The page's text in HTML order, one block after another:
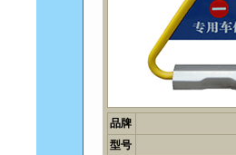
品牌
型号